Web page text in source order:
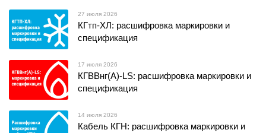
27 июля 2026
КГтп-ХЛ: расшифровка маркировки и
спецификация
17 июля 2026
КГВВнг(А)-LS: расшифровка маркировки и
спецификация
14 июля 2026
Кабель КГН: расшифровка маркировки и